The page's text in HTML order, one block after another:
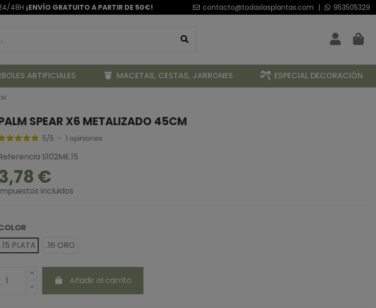
48H ¡ENVÍO GRATUITO A PARTIR DE 50€! contacto@todaslasplantas.com | 953505329
ARTIFICIALES MACETAS, CESTAS, JARRONES ESPECIAL DECORACIÓN
SPEAR X6 METALIZADO 45CM
5/5 - 1 opiniones
S102ME.15
€
incluidos
.15 PLATA
.16 ORO
Añadir al carrito